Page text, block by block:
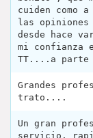
cuiden como
las
desde hace
mi confianza
TT....a parte
Grandes
trato....
Un gran
servicio,